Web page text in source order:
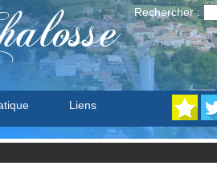
Rechercher :
Liens